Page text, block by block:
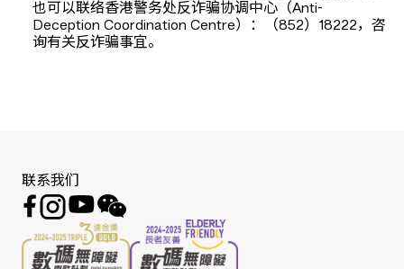
也可以联络香港警务处反诈骗协调中心（Anti-
Deception Coordination Centre）：（852）18222，咨
询有关反诈骗事宜。
联系我们